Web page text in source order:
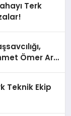
Terk
Ömer Arif
Teknik Ekip